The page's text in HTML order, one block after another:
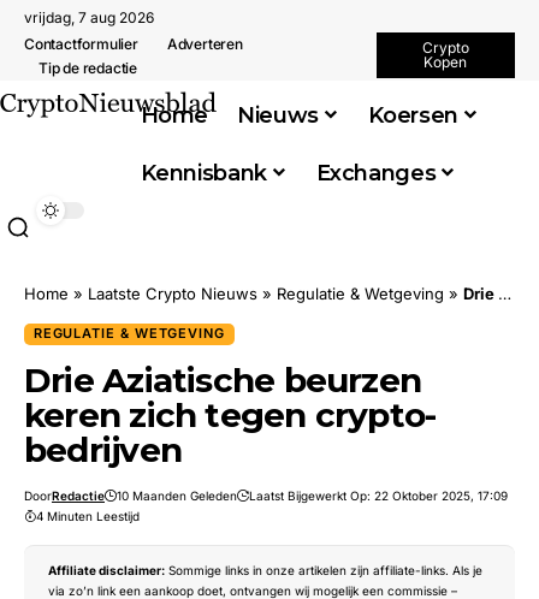
vrijdag, 7 aug 2026
Contactformulier
Adverteren
Tip de redactie
Crypto
Kopen
Home Nieuws Koersen
Kennisbank Exchanges
Home » Laatste Crypto Nieuws » Regulatie & Wetgeving » Drie Aziatische beurzen keren zich tegen crypto-bedrijven
REGULATIE & WETGEVING
Drie Aziatische beurzen
keren zich tegen crypto-
bedrijven
DoorRedactie 10 Maanden Geleden
Laatst Bijgewerkt Op: 22 Oktober 2025, 17:09
4 Minuten Leestijd
Affiliate disclaimer: Sommige links in onze artikelen zijn affiliate-links. Als je
via zo’n link een aankoop doet, ontvangen wij mogelijk een commissie –